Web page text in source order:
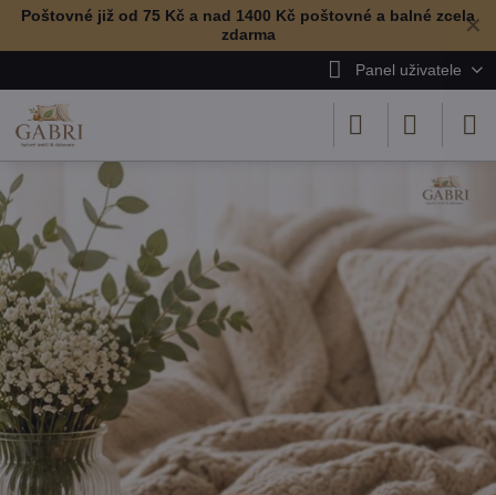
✕
Poštovné již od 75 Kč a nad 1400 Kč poštovné a balné zcela
zdarma
Panel uživatele